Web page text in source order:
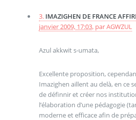
3. IMAZIGHEN DE FRANCE
janvier 2009, 17:03, parAGWZUL
Azul akkwit s-umata,
Excellente proposition,
Imazighen aillent au delà, en ce
de définnir et créer nos
l’élaboration d’une pédagogie
moderne et efficace afin de